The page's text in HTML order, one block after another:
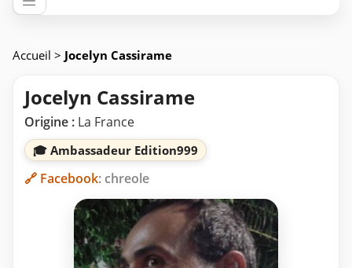
Accueil > Jocelyn Cassirame
Jocelyn Cassirame
Origine : La France
🎓 Ambassadeur Edition999
🔗 Facebook: chreole